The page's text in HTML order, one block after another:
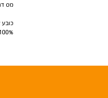
מס
100%